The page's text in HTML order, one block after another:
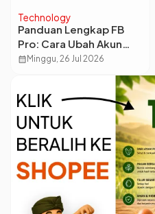
Technology
Panduan Lengkap FB
Pro: Cara Ubah Akun
Biasa sampai Cairkan
calendar_month Minggu, 26 Jul 2026